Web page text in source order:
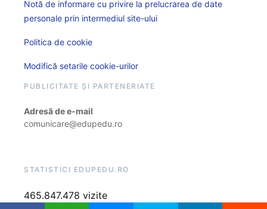
Notă de informare cu privire la prelucrarea de date
personale prin intermediul site-ului
Politica de cookie
Modifică setarile cookie-urilor
PUBLICITATE ȘI PARTENERIATE
Adresă de e-mail
comunicare@edupedu.ro
STATISTICI EDUPEDU.RO
465.847.478 vizite